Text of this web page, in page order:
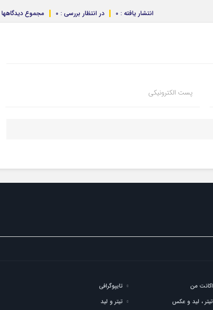
مجموع دیدگاهها در انتظار بررسی : 0 انتشار یافته : 0
پست الکترونیکی
اکانت من
تایپوگرافی
تیتر ، لید و عکس تیتر و لید